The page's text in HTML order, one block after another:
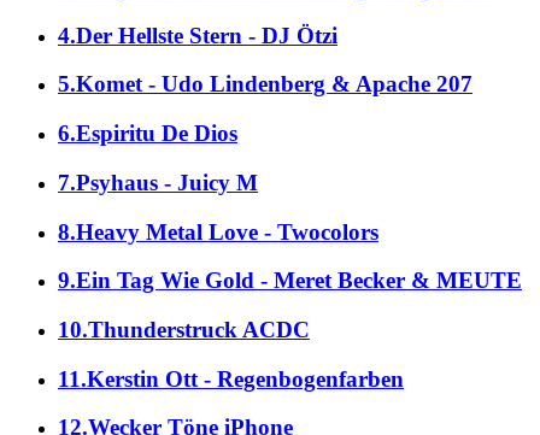
4.Der Hellste Stern - DJ Ötzi
5.Komet - Udo Lindenberg & Apache 207
6.Espiritu De Dios
7.Psyhaus - Juicy M
8.Heavy Metal Love - Twocolors
9.Ein Tag Wie Gold - Meret Becker & MEUTE
10.Thunderstruck ACDC
11.Kerstin Ott - Regenbogenfarben
12.Wecker Töne iPhone